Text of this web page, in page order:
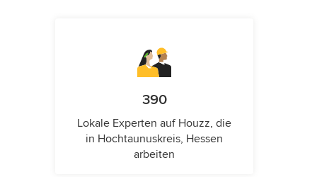
390
Lokale Experten auf Houzz, die
in Hochtaunuskreis, Hessen
arbeiten